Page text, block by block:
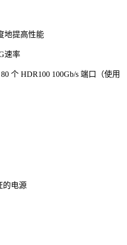
地提高性能
速率
个 HDR100 100Gb/s 端口（使用
的电源